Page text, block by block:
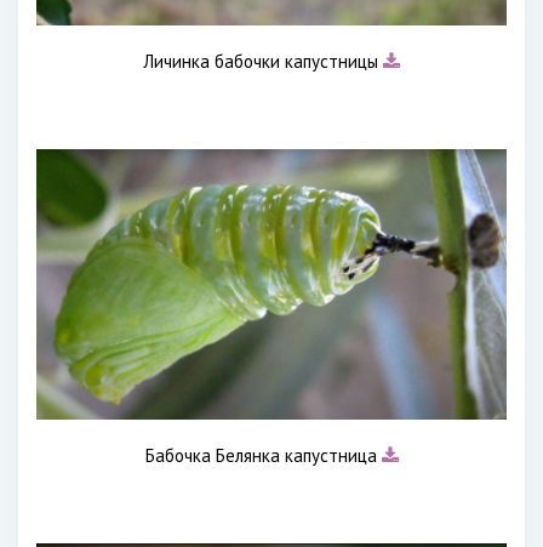
Личинка бабочки капустницы
Бабочка Белянка капустница